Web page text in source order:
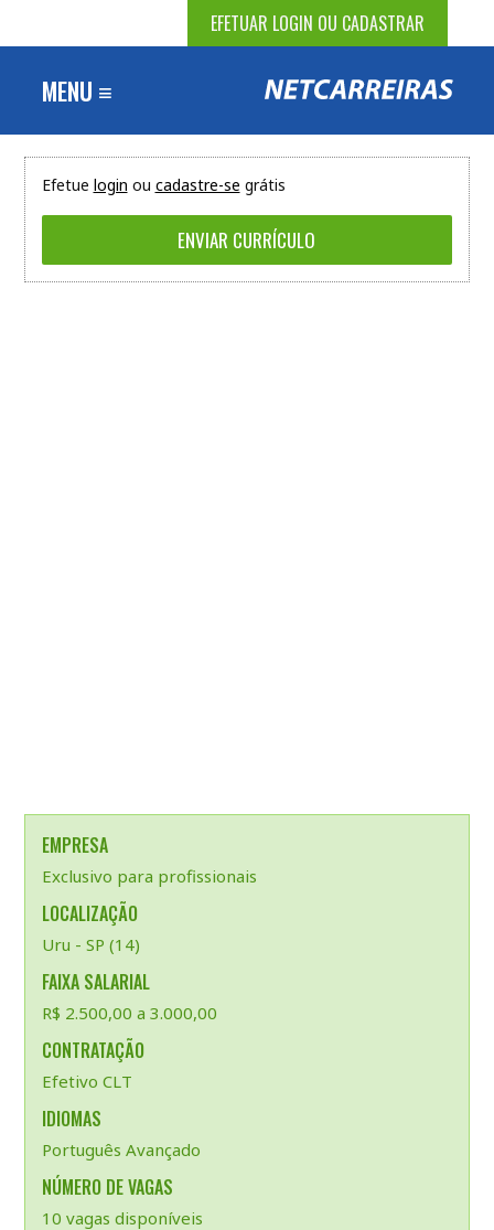
EFETUAR LOGIN OU CADASTRAR
MENU ≡
Efetue login ou cadastre-se grátis
EMPRESA
Exclusivo para profissionais
LOCALIZAÇÃO
Uru - SP (14)
FAIXA SALARIAL
R$ 2.500,00 a 3.000,00
CONTRATAÇÃO
Efetivo CLT
IDIOMAS
Português Avançado
NÚMERO DE VAGAS
10 vagas disponíveis